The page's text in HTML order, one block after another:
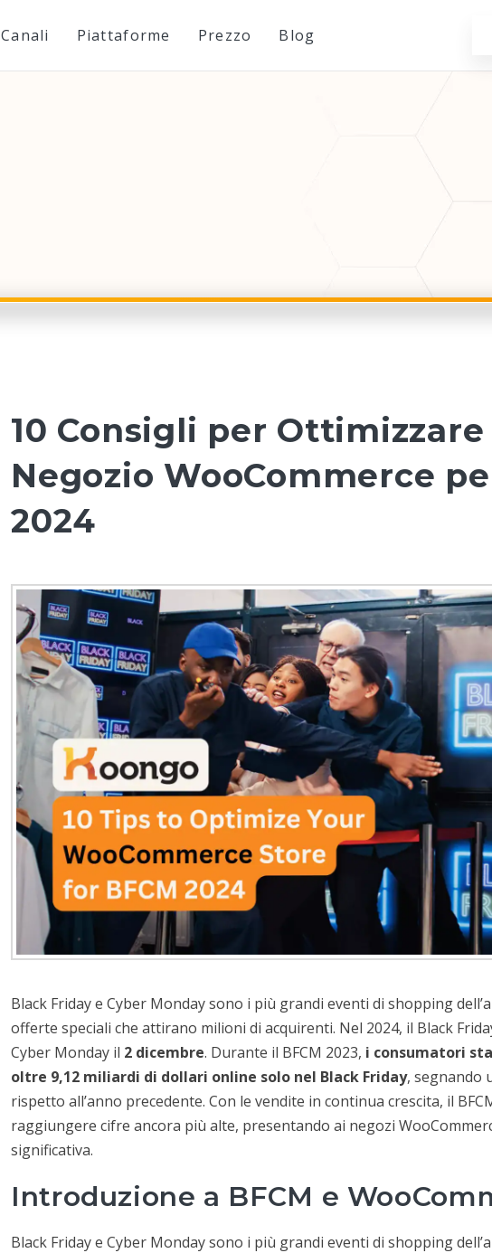
Canali Piattaforme Prezzo Blog
10 Consigli per
Negozio WooCommerce
2024
Black Friday e Cyber Monday sono i più grandi eventi di shopping
offerte speciali che attirano milioni di acquirenti. Nel 2024, il Black
Cyber Monday il 2 dicembre. Durante il BFCM 2023, i consumatori
oltre 9,12 miliardi di dollari online solo nel Black Friday, segnando
rispetto all’anno precedente. Con le vendite in continua crescita, il
raggiungere cifre ancora più alte, presentando ai negozi
significativa.
Introduzione a BFCM e
Black Friday e Cyber Monday sono i più grandi eventi di shopping